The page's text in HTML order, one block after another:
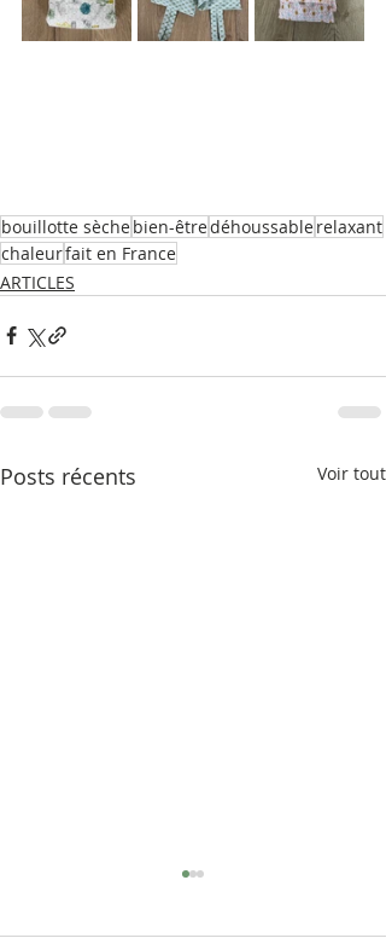
bouillotte sèchebien-êtredéhoussablerelaxant
chaleurfait en France
ARTICLES
Posts récents Voir tout